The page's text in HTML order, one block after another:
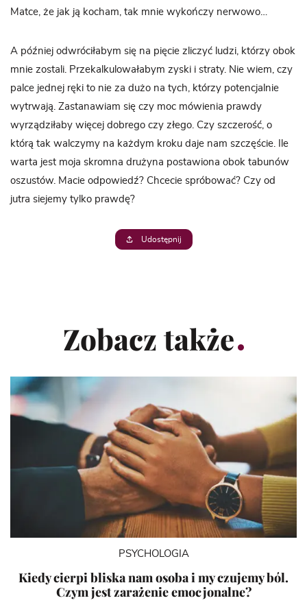
Matce, że jak ją kocham, tak mnie wykończy nerwowo…
A później odwróciłabym się na pięcie zliczyć ludzi, którzy obok
mnie zostali. Przekalkulowałabym zyski i straty. Nie wiem, czy
palce jednej ręki to nie za dużo na tych, którzy potencjalnie
wytrwają. Zastanawiam się czy moc mówienia prawdy
wyrządziłaby więcej dobrego czy złego. Czy szczerość, o
którą tak walczymy na każdym kroku daje nam szczęście. Ile
warta jest moja skromna drużyna postawiona obok tabunów
oszustów. Macie odpowiedź? Chcecie spróbować? Czy od
jutra siejemy tylko prawdę?
Udostępnij
Zobacz także
PSYCHOLOGIA
Kiedy cierpi bliska nam osoba i my czujemy ból.
Czym jest zarażenie emocjonalne?